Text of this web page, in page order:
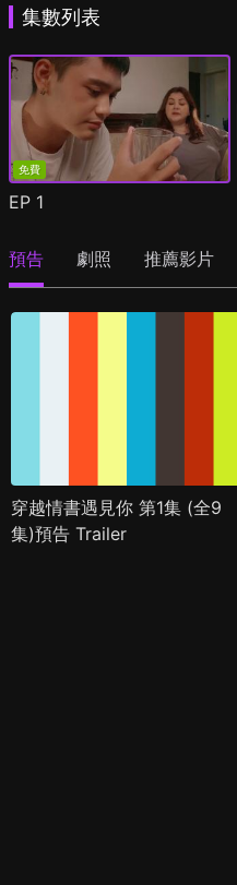
集數列表
免費
EP 1
預告 劇照 推薦影片
穿越情書遇見你 第1集 (全9
集)預告 Trailer